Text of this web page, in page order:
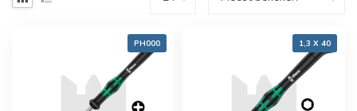
PH000 1,3 X 40